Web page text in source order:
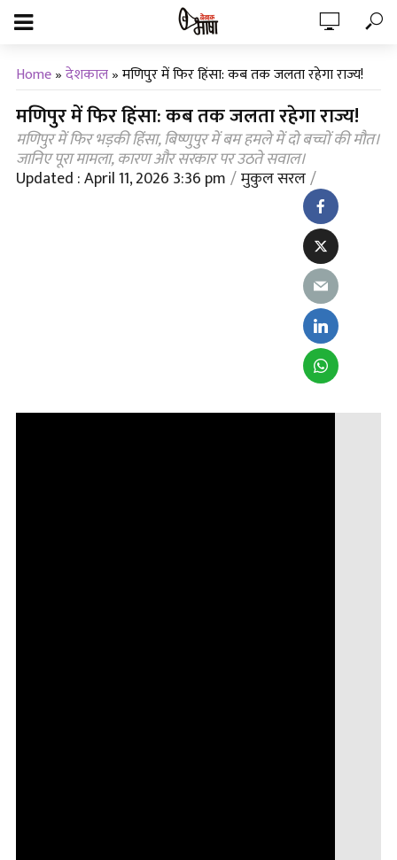
Home»देशकाल»मणिपुर में फिर हिंसा: कब तक जलता रहेगा राज्य!
मणिपुर में फिर हिंसा: कब तक जलता रहेगा राज्य!
मणिपुर में फिर भड़की हिंसा, बिष्णुपुर में बम हमले में दो बच्चों की मौत।
जानिए पूरा मामला, कारण और सरकार पर उठते सवाल।
Updated : April 11, 2026 3:36 pm मुकुल सरल